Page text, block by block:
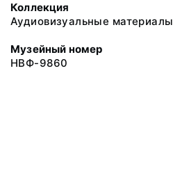
Коллекция
Аудиовизуальные материалы
Музейный номер
НВФ-9860